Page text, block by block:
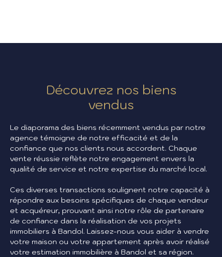
Découvrez nos biens
vendus
Le diaporama des biens récemment vendus par notre
agence témoigne de notre efficacité et de la
confiance que nos clients nous accordent. Chaque
vente réussie reflète notre engagement envers la
qualité de service et notre expertise du marché local.
Ces diverses transactions soulignent notre capacité à
répondre aux besoins spécifiques de chaque vendeur
et acquéreur, prouvant ainsi notre rôle de partenaire
de confiance dans la réalisation de vos projets
immobiliers à Bandol. Laissez-nous vous aider à vendre
votre maison ou votre appartement après avoir réalisé
votre estimation immobilière à Bandol et sa région.